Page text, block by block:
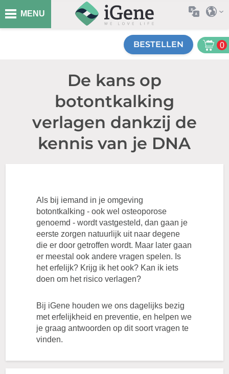
MENU
BESTELLEN 0
De kans op
botontkalking
verlagen dankzij de
kennis van je DNA
Als bij iemand in je omgeving
botontkalking - ook wel osteoporose
genoemd - wordt vastgesteld, dan gaan je
eerste zorgen natuurlijk uit naar degene
die er door getroffen wordt. Maar later gaan
er meestal ook andere vragen spelen. Is
het erfelijk? Krijg ik het ook? Kan ik iets
doen om het risico verlagen?
Bij iGene houden we ons dagelijks bezig
met erfelijkheid en preventie, en helpen we
je graag antwoorden op dit soort vragen te
vinden.